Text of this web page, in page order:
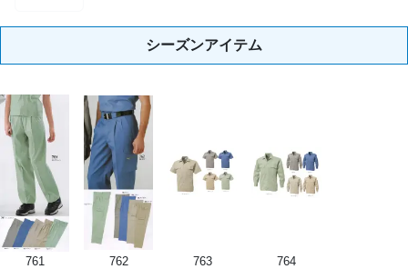
シーズンアイテム
761
762
763
764